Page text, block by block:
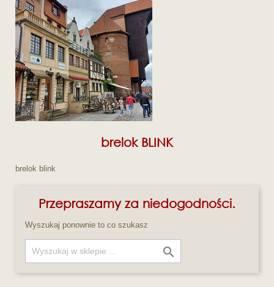
brelok BLINK
brelok blink
Przepraszamy za niedogodności.
Wyszukaj ponownie to co szukasz
